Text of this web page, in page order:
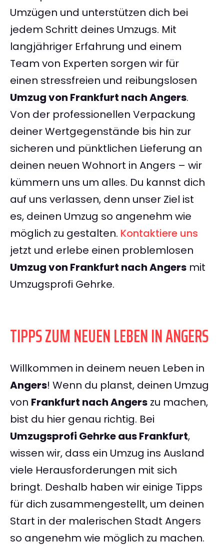
Umzügen und unterstützen dich bei
jedem Schritt deines Umzugs. Mit
langjähriger Erfahrung und einem
Team von Experten sorgen wir für
einen stressfreien und reibungslosen
Umzug von Frankfurt nach Angers.
Von der professionellen Verpackung
deiner Wertgegenstände bis hin zur
sicheren und pünktlichen Lieferung an
deinen neuen Wohnort in Angers – wir
kümmern uns um alles. Du kannst dich
auf uns verlassen, denn unser Ziel ist
es, deinen Umzug so angenehm wie
möglich zu gestalten. Kontaktiere uns
jetzt und erlebe einen problemlosen
Umzug von Frankfurt nach Angers mit
Umzugsprofi Gehrke.
TIPPS ZUM NEUEN LEBEN IN ANGERS
Willkommen in deinem neuen Leben in
Angers! Wenn du planst, deinen Umzug
von Frankfurt nach Angers zu machen,
bist du hier genau richtig. Bei
Umzugsprofi Gehrke aus Frankfurt,
wissen wir, dass ein Umzug ins Ausland
viele Herausforderungen mit sich
bringt. Deshalb haben wir einige Tipps
für dich zusammengestellt, um deinen
Start in der malerischen Stadt Angers
so angenehm wie möglich zu machen.